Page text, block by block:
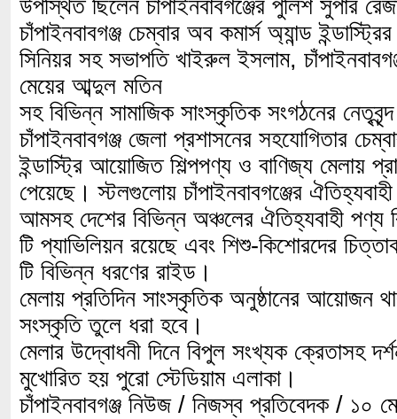
উপস্থিত ছিলেন চাঁপাইনবাবগঞ্জের পুলিশ সুপার
চাঁপাইনবাবগঞ্জ চেম্বার অব কমার্স অ্যান্ড
সিনিয়র সহ সভাপতি খাইরুল ইসলাম,
মেয়ের আব্দুল মতিন
সহ বিভিন্ন সামাজিক সাংস্কৃতিক সংগঠনের
চাঁপাইনবাবগঞ্জ জেলা প্রশাসনের সহযোগিতার
ইন্ডাস্ট্রি আয়োজিত শিল্পপণ্য ও বাণিজ্য মেলায়
পেয়েছে। স্টলগুলোয় চাঁপাইনবাবগঞ্জের
আমসহ দেশের বিভিন্ন অঞ্চলের ঐতিহ্যবাহী পণ্য
টি প্যাভিলিয়ন রয়েছে এবং শিশু-কিশোরদের
টি বিভিন্ন ধরণের রাইড।
মেলায় প্রতিদিন সাংস্কৃতিক অনুষ্ঠানের আয়োজন
সংস্কৃতি তুলে ধরা হবে।
মেলার উদ্বোধনী দিনে বিপুল সংখ্যক ক্রেতাসহ
মুখোরিত হয় পুরো স্টেডিয়াম এলাকা।
চাঁপাইনবাবগঞ্জ নিউজ / নিজস্ব প্রতিবেদক / ১০